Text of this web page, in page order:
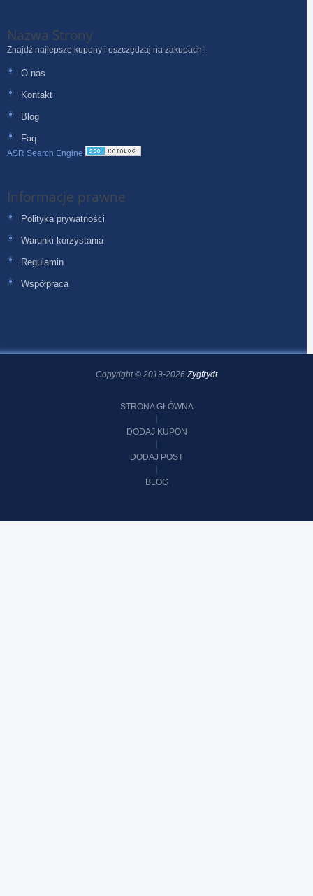
Nazwa Strony
Znajdź najlepsze kupony i oszczędzaj na zakupach!
O nas
Kontakt
Blog
Faq
ASR Search Engine
Informacje prawne
Polityka prywatności
Warunki korzystania
Regulamin
Współpraca
Copyright © 2019-2026Zygfrydt
STRONA GŁÓWNA
DODAJ KUPON
DODAJ POST
BLOG